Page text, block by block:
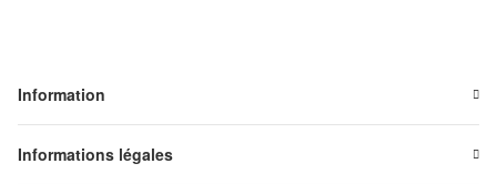
Information
Informations légales